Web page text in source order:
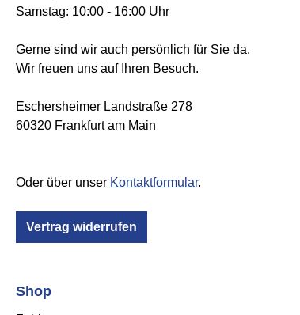
Samstag: 10:00 - 16:00 Uhr
Gerne sind wir auch persönlich für Sie da.
Wir freuen uns auf Ihren Besuch.
Eschersheimer Landstraße 278
60320 Frankfurt am Main
Oder über unser Kontaktformular.
Vertrag widerrufen
Shop